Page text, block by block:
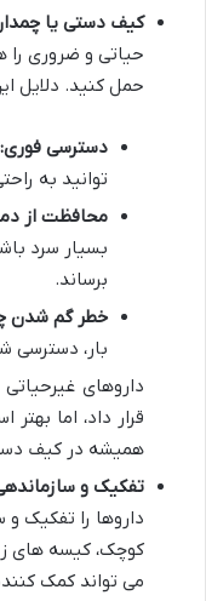
کیف دستی یا
حمل کنید. دلایل
دسترسی فوری:
توانید به
محافظت از
بسیار سرد
برساند.
خطر گم شدن
بار، دسترسی
داروهای
قرار داد، اما
همیشه در کیف
تفکیک و
داروها را تفکیک
کوچک، کیسه های
می تواند کمک